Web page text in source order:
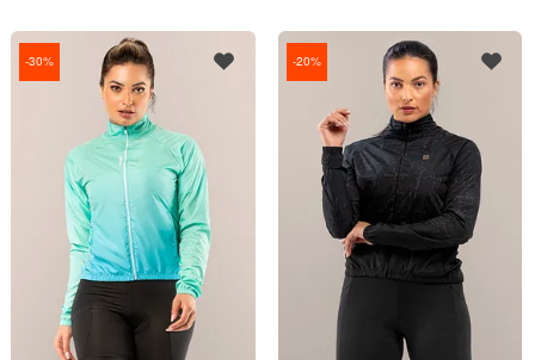
30% 20%